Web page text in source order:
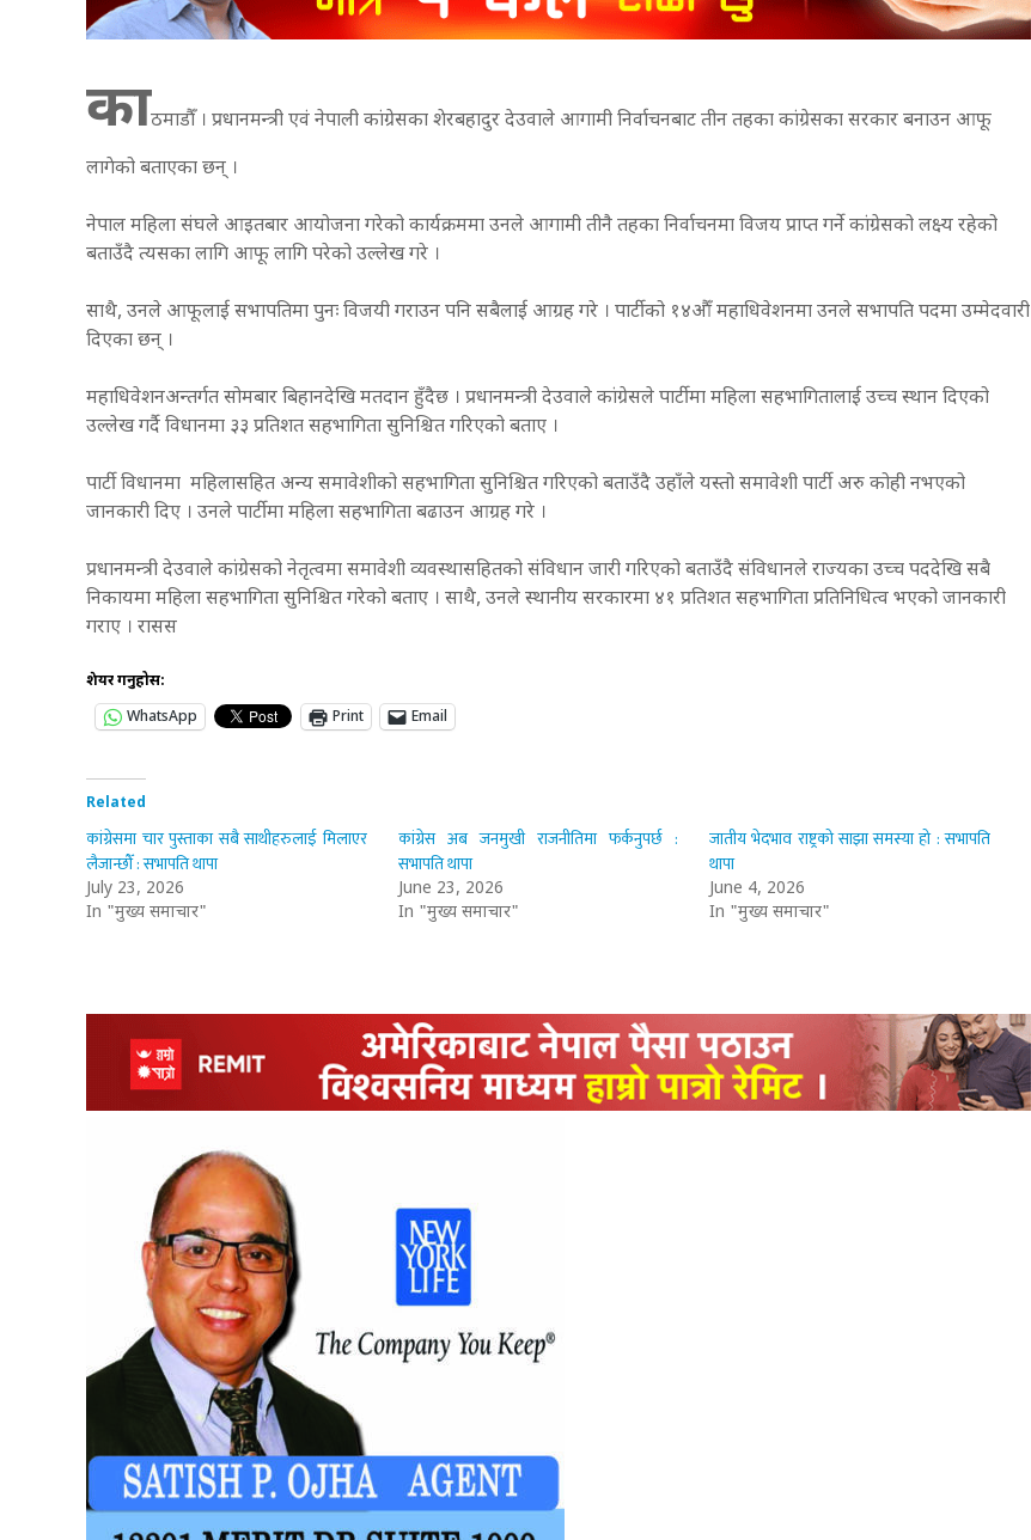
काठमाडौँ । प्रधानमन्त्री एवं नेपाली कांग्रेसका शेरबहादुर देउवाले आगामी निर्वाचनबाट तीन तहका कांग्रेसका सरकार बनाउन आफू
लागेको बताएका छन् ।
नेपाल महिला संघले आइतबार आयोजना गरेको कार्यक्रममा उनले आगामी तीनै तहका निर्वाचनमा विजय प्राप्त गर्ने कांग्रेसको लक्ष्य रहेको
बताउँदै त्यसका लागि आफू लागि परेको उल्लेख गरे ।
साथै, उनले आफूलाई सभापतिमा पुनः विजयी गराउन पनि सबैलाई आग्रह गरे । पार्टीको १४औँ महाधिवेशनमा उनले सभापति पदमा उम्मेदवारी
दिएका छन् ।
महाधिवेशनअन्तर्गत सोमबार बिहानदेखि मतदान हुँदैछ । प्रधानमन्त्री देउवाले कांग्रेसले पार्टीमा महिला सहभागितालाई उच्च स्थान दिएको
उल्लेख गर्दै विधानमा ३३ प्रतिशत सहभागिता सुनिश्चित गरिएको बताए ।
पार्टी विधानमा महिलासहित अन्य समावेशीको सहभागिता सुनिश्चित गरिएको बताउँदै उहाँले यस्तो समावेशी पार्टी अरु कोही नभएको
जानकारी दिए । उनले पार्टीमा महिला सहभागिता बढाउन आग्रह गरे ।
प्रधानमन्त्री देउवाले कांग्रेसको नेतृत्वमा समावेशी व्यवस्थासहितको संविधान जारी गरिएको बताउँदै संविधानले राज्यका उच्च पददेखि सबै
निकायमा महिला सहभागिता सुनिश्चित गरेको बताए । साथै, उनले स्थानीय सरकारमा ४१ प्रतिशत सहभागिता प्रतिनिधित्व भएको जानकारी
गराए । रासस
शेयर गर्नुहोस:
WhatsApp
Print Email
Related
कांग्रेसमा चार पुस्ताका सबै साथीहरुलाई मिलाएर
लैजान्छौँ : सभापति थापा
July 23, 2026
In "मुख्य समाचार"
कांग्रेस अब जनमुखी राजनीतिमा फर्कनुपर्छ :
सभापति थापा
June 23, 2026
In "मुख्य समाचार"
जातीय भेदभाव राष्ट्रको साझा समस्या हो : सभापति
थापा
June 4, 2026
In "मुख्य समाचार"